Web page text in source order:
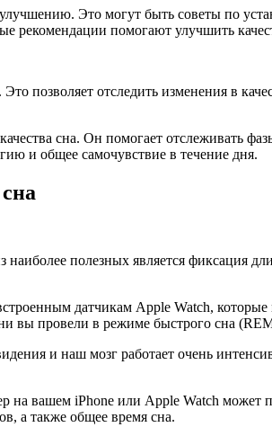
Это могут быть советы по
рекомендации помогают улучшить
позволяет отследить изменения в
сна. Он помогает отслеживать
и общее самочувствие в течение дня.
полезных является фиксация
датчикам Apple Watch,
провели в режиме быстрого сна
и наш мозг работает очень
вашем iPhone или Apple Watch может
а также общее время сна.